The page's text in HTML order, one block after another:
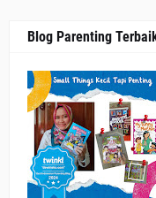
Blog Parenting